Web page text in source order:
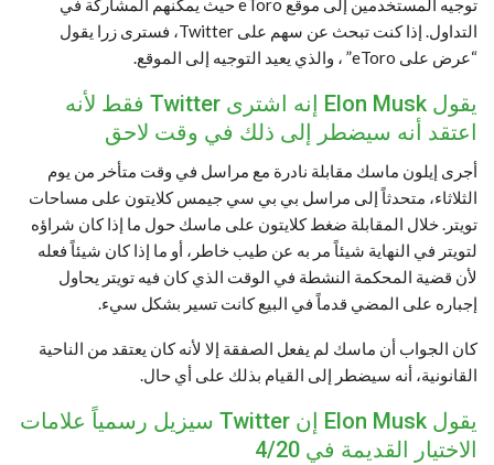
توجيه المستخدمين إلى موقع eToro حيث يمكنهم المشاركة في
التداول. إذا كنت تبحث عن سهم على Twitter، فسترى زرا يقول
“عرض على eToro” ، والذي يعيد التوجيه إلى الموقع.
يقول Elon Musk إنه اشترى Twitter فقط لأنه
اعتقد أنه سيضطر إلى ذلك في وقت لاحق
أجرى إيلون ماسك مقابلة نادرة مع مراسل في وقت متأخر من يوم
الثلاثاء، متحدثاً إلى مراسل بي بي سي جيمس كلايتون على مساحات
تويتر. خلال المقابلة ضغط كلايتون على ماسك حول ما إذا كان شراؤه
لتويتر في النهاية شيئاً مر به عن طيب خاطر، أو ما إذا كان شيئاً فعله
لأن قضية المحكمة النشطة في الوقت الذي كان فيه تويتر يحاول
إجباره على المضي قدماً في البيع كانت تسير بشكل سيء.
كان الجواب أن ماسك لم يفعل الصفقة إلا لأنه كان يعتقد من الناحية
القانونية، أنه سيضطر إلى القيام بذلك على أي حال.
يقول Elon Musk إن Twitter سيزيل رسمياً علامات
الاختيار القديمة في 4/20